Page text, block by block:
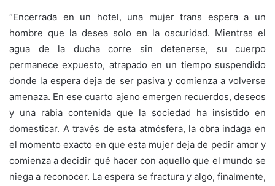
“Encerrada en un hotel, una mujer trans espera a un
hombre que la desea solo en la oscuridad. Mientras el
agua de la ducha corre sin detenerse, su cuerpo
permanece expuesto, atrapado en un tiempo suspendido
donde la espera deja de ser pasiva y comienza a volverse
amenaza. En ese cuarto ajeno emergen recuerdos, deseos
y una rabia contenida que la sociedad ha insistido en
domesticar. A través de esta atmósfera, la obra indaga en
el momento exacto en que esta mujer deja de pedir amor y
comienza a decidir qué hacer con aquello que el mundo se
niega a reconocer. La espera se fractura y algo, finalmente,